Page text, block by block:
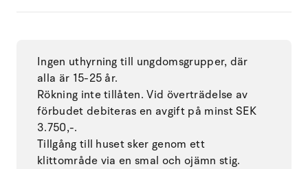
Ingen uthyrning till ungdomsgrupper, där
alla är 15-25 år.
Rökning inte tillåten. Vid överträdelse av
förbudet debiteras en avgift på minst SEK
3.750,-.
Tillgång till huset sker genom ett
klittområde via en smal och ojämn stig.